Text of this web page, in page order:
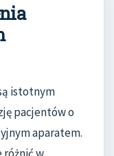
istotnym
pacjentów o
aparatem.